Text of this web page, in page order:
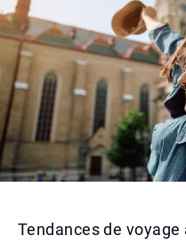
Tendances de